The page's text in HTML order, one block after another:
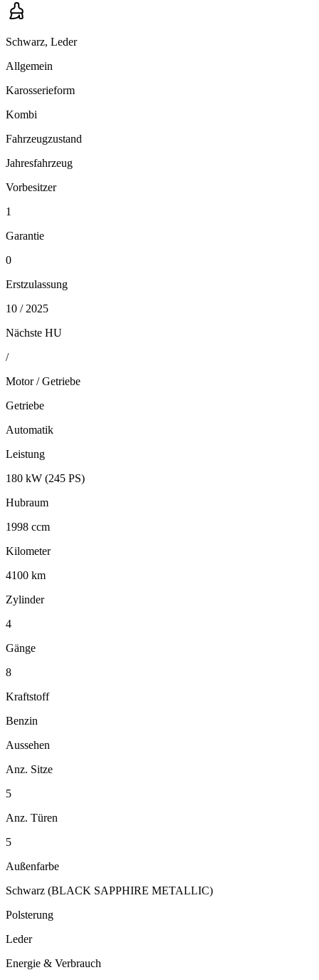
Schwarz, Leder
Allgemein
Karosserieform
Kombi
Fahrzeugzustand
Jahresfahrzeug
Vorbesitzer
1
Garantie
0
Erstzulassung
10 / 2025
Nächste HU
/
Motor / Getriebe
Getriebe
Automatik
Leistung
180 kW (245 PS)
Hubraum
1998 ccm
Kilometer
4100 km
Zylinder
4
Gänge
8
Kraftstoff
Benzin
Aussehen
Anz. Sitze
5
Anz. Türen
5
Außenfarbe
Schwarz (BLACK SAPPHIRE METALLIC)
Polsterung
Leder
Energie & Verbrauch